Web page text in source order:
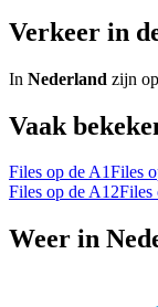
Verkeer in
In Nederland zijn
Vaak
Files op de A1Files
Files op de A12Files
Weer in